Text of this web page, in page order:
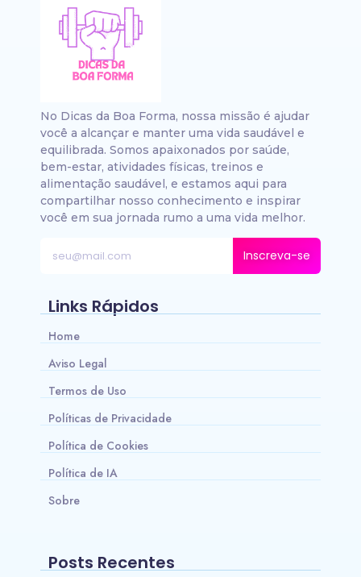
No Dicas da Boa Forma, nossa missão é ajudar
você a alcançar e manter uma vida saudável e
equilibrada. Somos apaixonados por saúde,
bem-estar, atividades físicas, treinos e
alimentação saudável, e estamos aqui para
compartilhar nosso conhecimento e inspirar
você em sua jornada rumo a uma vida melhor.
Inscreva-se
Links Rápidos
Home
Aviso Legal
Termos de Uso
Políticas de Privacidade
Política de Cookies
Política de IA
Sobre
Posts Recentes